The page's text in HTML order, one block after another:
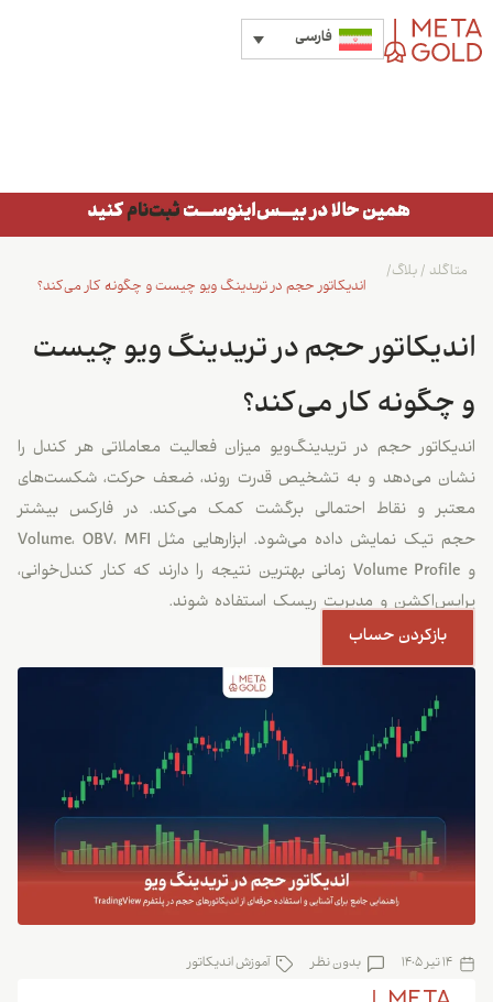
فارسی
اندیکاتور حجم در تریدینگ ویو چیست و چگونه کار می‌کند؟
متاگلد /بلاگ/
اندیکاتور حجم در تریدینگ ویو چیست
و چگونه کار می‌کند؟
اندیکاتور حجم در تریدینگ‌ویو میزان فعالیت معاملاتی هر کندل را
نشان می‌دهد و به تشخیص قدرت روند، ضعف حرکت، شکست‌های
معتبر و نقاط احتمالی برگشت کمک می‌کند. در فارکس بیشتر
حجم تیک نمایش داده می‌شود. ابزارهایی مثل Volume، OBV، MFI
و Volume Profile زمانی بهترین نتیجه را دارند که کنار کندل‌خوانی،
پرایس‌اکشن و مدیریت ریسک استفاده شوند.
بازکردن حساب
14 تیر 1405 بدون نظر آموزش اندیکاتور